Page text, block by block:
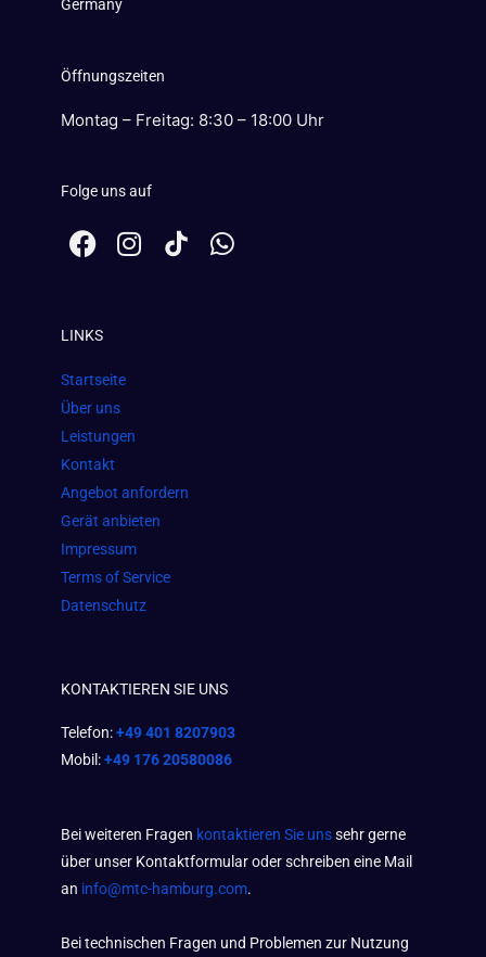
Germany
Öffnungszeiten
Montag – Freitag: 8:30 – 18:00 Uhr
Folge uns auf
F
a
b
o
o
k
I
n
m
W
h
LINKS
Startseite
Über uns
Leistungen
Kontakt
Angebot anfordern
Gerät anbieten
Impressum
Terms of Service
Datenschutz
KONTAKTIEREN SIE UNS
Telefon:+49 401 8207903
Mobil:+49 176 20580086
Bei weiteren Fragen kontaktieren Sie unssehr gerne
über unser Kontaktformular oder schreiben eine Mail
an info@mtc-hamburg.com.
Bei technischen Fragen und Problemen zur Nutzung